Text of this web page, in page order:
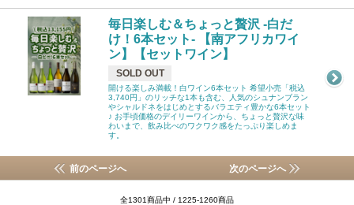
毎日楽しむ＆ちょっと贅沢 -白だ
け！6本セット- 【南アフリカワイ
ン】【セットワイン】
SOLD OUT
開ける楽しみ満載！白ワイン6本セット 希望小売「税込
3,740円」のリッチな1本も含む、人気のシュナンブラン
やシャルドネをはじめとするバラエティ豊かな6本セット
♪ お手頃価格のデイリーワインから、ちょっと贅沢な味
わいまで、飲み比べのワクワク感をたっぷり楽しめま
す。
前のページへ 次のページへ
全1301商品中 / 1225-1260商品